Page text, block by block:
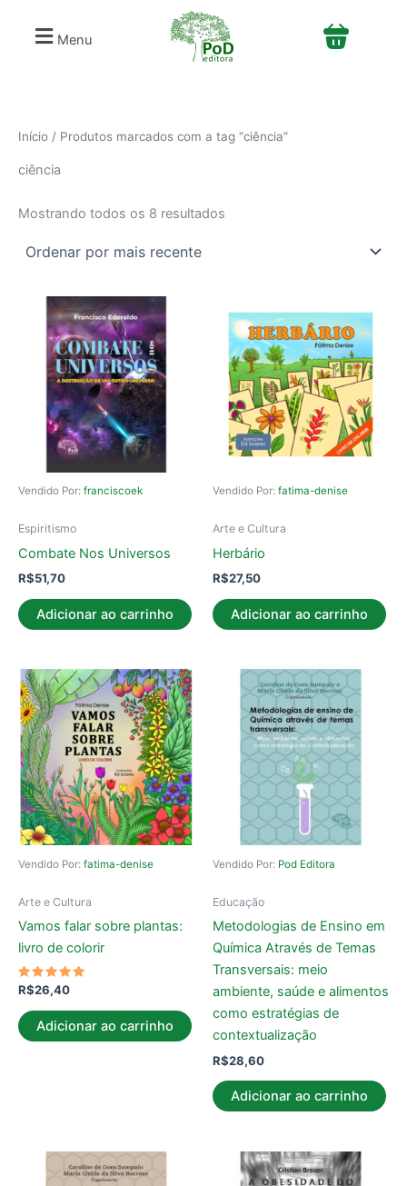
Menu
n
u
a
Início / Produtos marcados com a tag “ciência”
ciência
Mostrando todos os 8 resultados
mais
recente
Vendido Por: franciscoek
Espiritismo
Combate Nos Universos
R$51,70
Adicionar ao carrinho
Vendido Por: fatima-denise
Arte e Cultura
Herbário
R$27,50
Adicionar ao carrinho
Vendido Por: fatima-denise
Arte e Cultura
Vamos falar sobre plantas:
livro de colorir
Avaliação
5.00
de 5
R$26,40
Adicionar ao carrinho
Vendido Por: Pod Editora
Educação
Metodologias de Ensino em
Química Através de Temas
Transversais: meio
ambiente, saúde e alimentos
como estratégias de
contextualização
R$28,60
Adicionar ao carrinho